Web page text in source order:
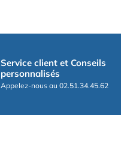
Service client et Conseils
personnalisés
Appelez-nous au 02.51.34.45.62